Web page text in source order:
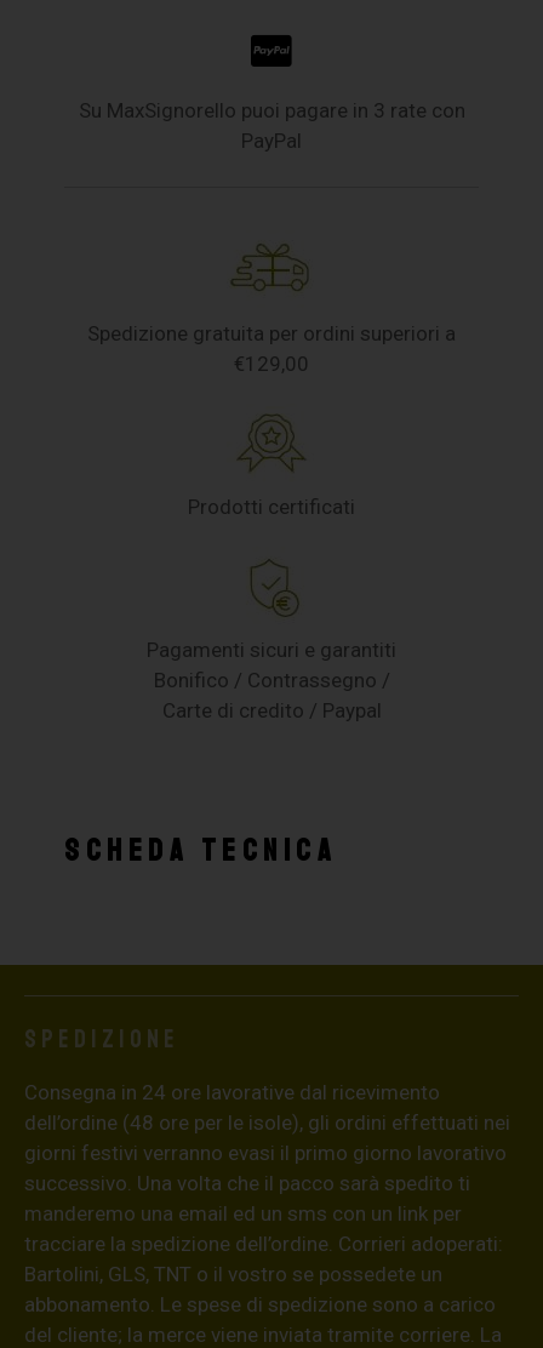
Su MaxSignorello puoi pagare in 3 rate con
PayPal
Spedizione gratuita per ordini superiori a
€129,00
Prodotti certificati
Pagamenti sicuri e garantiti
Bonifico / Contrassegno /
Carte di credito / Paypal
SCHEDA TECNICA
Spedizione
Consegna in 24 ore lavorative dal ricevimento
dell’ordine (48 ore per le isole), gli ordini effettuati nei
giorni festivi verranno evasi il primo giorno lavorativo
successivo. Una volta che il pacco sarà spedito ti
manderemo una email ed un sms con un link per
tracciare la spedizione dell’ordine. Corrieri adoperati:
Bartolini, GLS, TNT o il vostro se possedete un
abbonamento. Le spese di spedizione sono a carico
del cliente; la merce viene inviata tramite corriere. La